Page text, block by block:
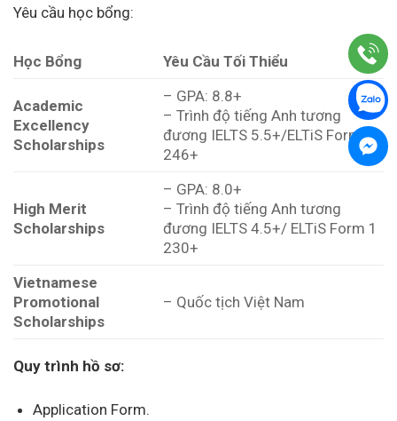
Yêu cầu học bổng:
Học Bổng Yêu Cầu Tối Thiểu
Academic
Excellency
Scholarships
– GPA: 8.8+
– Trình độ tiếng Anh tương
đương IELTS 5.5+/ELTiS Form 1
246+
High Merit
Scholarships
– GPA: 8.0+
– Trình độ tiếng Anh tương
đương IELTS 4.5+/ ELTiS Form 1
230+
Vietnamese
Promotional
Scholarships
– Quốc tịch Việt Nam
Quy trình hồ sơ:
Application Form.